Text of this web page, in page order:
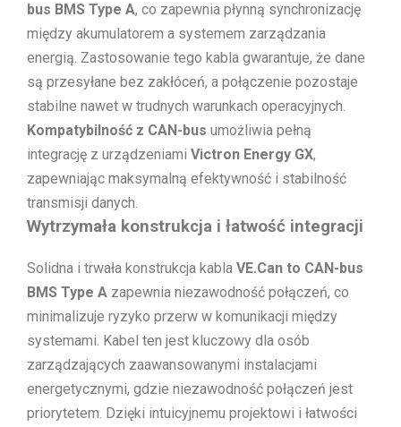
bus BMS Type A, co zapewnia płynną synchronizację
między akumulatorem a systemem zarządzania
energią. Zastosowanie tego kabla gwarantuje, że dane
są przesyłane bez zakłóceń, a połączenie pozostaje
stabilne nawet w trudnych warunkach operacyjnych.
Kompatybilność z CAN-bus umożliwia pełną
integrację z urządzeniami Victron Energy GX,
zapewniając maksymalną efektywność i stabilność
transmisji danych.
Wytrzymała konstrukcja i łatwość integracji
Solidna i trwała konstrukcja kabla VE.Can to CAN-bus
BMS Type A zapewnia niezawodność połączeń, co
minimalizuje ryzyko przerw w komunikacji między
systemami. Kabel ten jest kluczowy dla osób
zarządzających zaawansowanymi instalacjami
energetycznymi, gdzie niezawodność połączeń jest
priorytetem. Dzięki intuicyjnemu projektowi i łatwości